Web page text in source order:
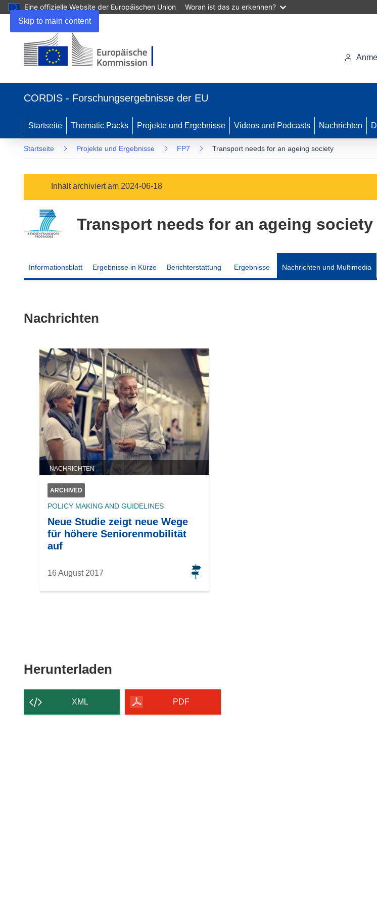
Skip to main content
Eine offizielle Website der Europäischen Union Woran ist das zu erkennen?
neuem
CORDIS - Forschungsergebnisse der EU
Startseite Thematic Packs Projekte und Ergebnisse Videos und Podcasts Nachrichten
Startseite Projekte und Ergebnisse FP7 Transport needs for an ageing society
Inhalt archiviert am 2024-06-18
Transport needs for an ageing society
Informationsblatt Ergebnisse in Kürze Berichterstattung Ergebnisse Nachrichten und Multimedia
Nachrichten
NACHRICHTEN
ARCHIVED
POLICY MAKING AND GUIDELINES
Neue Studie zeigt neue Wege
für höhere Seniorenmobilität
auf
16 August 2017
Herunterladen
Seite
XML PDF